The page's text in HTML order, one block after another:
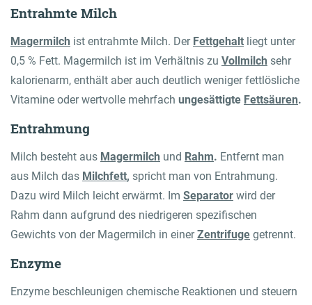
Entrahmte Milch
Magermilch ist entrahmte Milch. Der Fettgehalt liegt unter
0,5 % Fett. Magermilch ist im Verhältnis zu Vollmilch sehr
kalorienarm, enthält aber auch deutlich weniger fettlösliche
Vitamine oder wertvolle mehrfach ungesättigte Fettsäuren.
Entrahmung
Milch besteht aus Magermilch und Rahm. Entfernt man
aus Milch das Milchfett, spricht man von Entrahmung.
Dazu wird Milch leicht erwärmt. Im Separator wird der
Rahm dann aufgrund des niedrigeren spezifischen
Gewichts von der Magermilch in einerZentrifuge getrennt.
Enzyme
Enzyme beschleunigen chemische Reaktionen und steuern